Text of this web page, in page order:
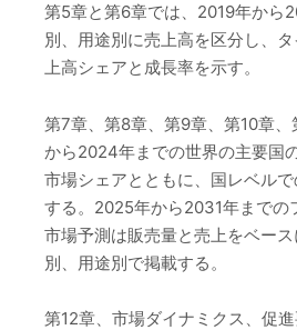
第5章と第6章では、2019年から
別、用途別に売上高を区分し、
上高シェアと成長率を示す。
第7章、第8章、第9章、第10章、
から2024年までの世界の主要国
市場シェアとともに、国レベル
する。2025年から2031年までの
市場予測は販売量と売上をベー
別、用途別で掲載する。
第12章、市場ダイナミクス、促